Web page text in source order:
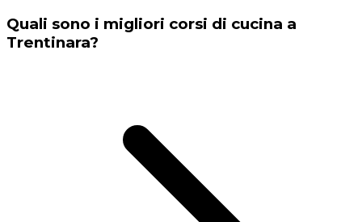
Quali sono i migliori corsi di cucina a
Trentinara?